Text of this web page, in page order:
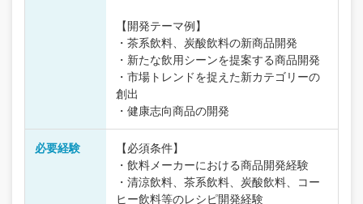
【開発テーマ例】
・茶系飲料、炭酸飲料の新商品開発
・新たな飲用シーンを提案する商品開発
・市場トレンドを捉えた新カテゴリーの
創出
・健康志向商品の開発
必要経験
【必須条件】
・飲料メーカーにおける商品開発経験
・清涼飲料、茶系飲料、炭酸飲料、コー
ヒー飲料等のレシピ開発経験